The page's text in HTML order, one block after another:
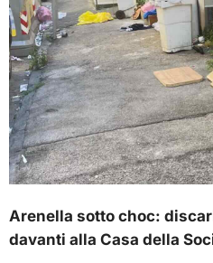
Arenella sotto choc:
davanti alla Casa della